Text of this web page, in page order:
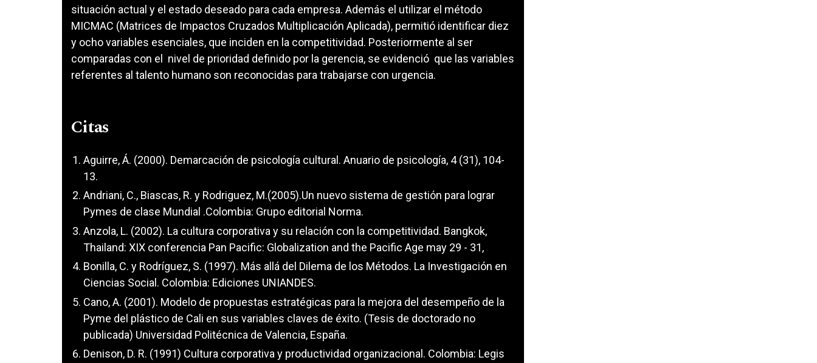
situación actual y el estado deseado para cada empresa. Además el utilizar el método
MICMAC (Matrices de Impactos Cruzados Multiplicación Aplicada), permitió identificar diez
y ocho variables esenciales, que inciden en la competitividad. Posteriormente al ser
comparadas con el nivel de prioridad definido por la gerencia, se evidenció que las variables
referentes al talento humano son reconocidas para trabajarse con urgencia.
Citas
Aguirre, Á. (2000). Demarcación de psicología cultural. Anuario de psicología, 4 (31), 104-
13.
Andriani, C., Biascas, R. y Rodriguez, M.(2005).Un nuevo sistema de gestión para lograr
Pymes de clase Mundial .Colombia: Grupo editorial Norma.
Anzola, L. (2002). La cultura corporativa y su relación con la competitividad. Bangkok,
Thailand: XIX conferencia Pan Pacific: Globalization and the Pacific Age may 29 - 31,
Bonilla, C. y Rodríguez, S. (1997). Más allá del Dilema de los Métodos. La Investigación en
Ciencias Social. Colombia: Ediciones UNIANDES.
Cano, A. (2001). Modelo de propuestas estratégicas para la mejora del desempeño de la
Pyme del plástico de Cali en sus variables claves de éxito. (Tesis de doctorado no
publicada) Universidad Politécnica de Valencia, España.
Denison, D. R. (1991) Cultura corporativa y productividad organizacional. Colombia: Legis